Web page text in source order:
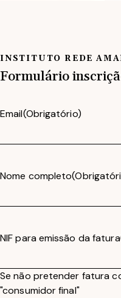
INSTITUTO REDE
Formulário
Email(Obrigatório)
Nome completo
NIF para emissão da fatura
Se não pretender fatura
"consumidor final"